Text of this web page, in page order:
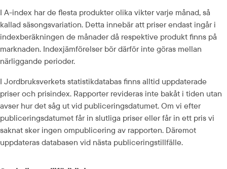
I A-index har de flesta produkter olika vikter varje månad, så
kallad säsongsvariation. Detta innebär att priser endast ingår i
indexberäkningen de månader då respektive produkt finns på
marknaden. Indexjämförelser bör därför inte göras mellan
närliggande perioder.
I Jordbruksverkets statistikdatabas finns alltid uppdaterade
priser och prisindex. Rapporter revideras inte bakåt i tiden utan
avser hur det såg ut vid publiceringsdatumet. Om vi efter
publiceringsdatumet får in slutliga priser eller får in ett pris vi
saknat sker ingen ompublicering av rapporten. Däremot
uppdateras databasen vid nästa publiceringstillfälle.